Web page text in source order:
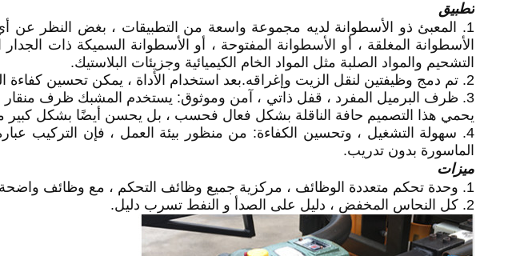
تطبيق
1. المعبئ ذو الأسطوانة لديه مجموعة واسعة من التطبيقات ، بغض النظر عن
الأسطوانة المغلقة ، أو الأسطوانة المفتوحة ، أو الأسطوانة السميكة ذات
التشحيم والمواد الصلبة مثل المواد الخام الكيميائية وجزيئات البلاستيك.
2. تم دمج وظيفتين لنقل الزيت وإغراقه.بعد استخدام الأداة ، يمكن تحسين كفاءة التشغيل بشكل كبير ويمكن تقليل تكلفة المناولة.
3. ظرف البرميل المفرد ، قفل ذاتي ، آمن وموثوق: يستخدم المشبك ظرف منقار
يحمي هذا التصميم حافة الناقلة بشكل فعال فحسب ، بل يحسن أيضًا بشكل كبير
4. سهولة التشغيل ، وتحسين الكفاءة: من منظور بيئة العمل ، فإن التركيب
الماسورة بدون تدريب.
ميزات
1. وحدة تحكم متعددة الوظائف ، مركزية جميع وظائف التحكم ، مع وظائف واضحة.المفاتيح مرتبة وفقًا للمتطلبات المريحة تتماشى بشكل أكبر مع عادات المشغل.
2. كل النحاس المخفض ، دليل على الصدأ و النفط تسرب دليل.